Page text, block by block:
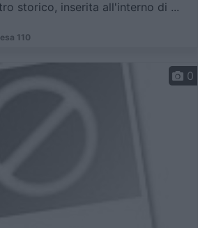
storico, inserita all'interno di ...
110
0